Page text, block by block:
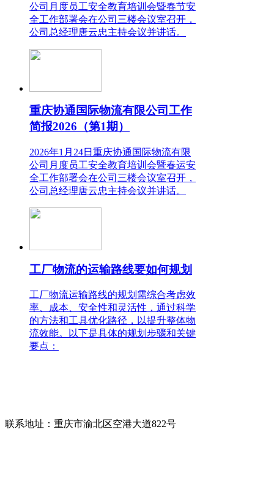
公司月度员工安全教育培训会暨春节安
全工作部署会在公司三楼会议室召开，
公司总经理唐云忠主持会议并讲话。
重庆协通国际物流有限公司工作
简报2026（第1期）
2026年1月24日重庆协通国际物流有限
公司月度员工安全教育培训会暨春运安
全工作部署会在公司三楼会议室召开，
公司总经理唐云忠主持会议并讲话。
工厂物流的运输路线要如何规划
工厂物流运输路线的规划需综合考虑效
率、成本、安全性和灵活性，通过科学
的方法和工具优化路径，以提升整体物
流效能。以下是具体的规划步骤和关键
要点：
联系地址： 重庆市渝北区空港大道822号